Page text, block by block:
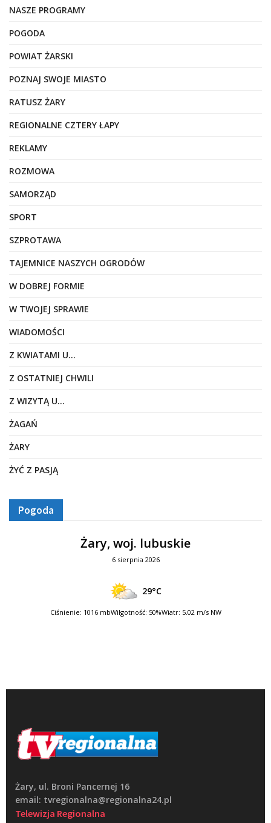
NASZE PROGRAMY
POGODA
POWIAT ŻARSKI
POZNAJ SWOJE MIASTO
RATUSZ ŻARY
REGIONALNE CZTERY ŁAPY
REKLAMY
ROZMOWA
SAMORZĄD
SPORT
SZPROTAWA
TAJEMNICE NASZYCH OGRODÓW
W DOBREJ FORMIE
W TWOJEJ SPRAWIE
WIADOMOŚCI
Z KWIATAMI U…
Z OSTATNIEJ CHWILI
Z WIZYTĄ U…
ŻAGAŃ
ŻARY
ŻYĆ Z PASJĄ
Pogoda
Żary, woj. lubuskie
6 sierpnia 2026
29°C
Ciśnienie: 1016 mbWilgotność: 50%Wiatr: 5.02 m/s NW
Żary, ul. Broni Pancernej 16
email: tvregionalna@regionalna24.pl
Telewizja Regionalna